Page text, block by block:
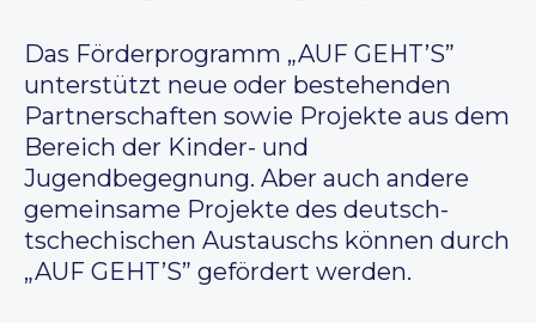
Das Förderprogramm „AUF GEHT’S”
unterstützt neue oder bestehenden
Partnerschaften sowie Projekte aus dem
Bereich der Kinder- und
Jugendbegegnung. Aber auch andere
gemeinsame Projekte des deutsch-
tschechischen Austauschs können durch
„AUF GEHT’S” gefördert werden.